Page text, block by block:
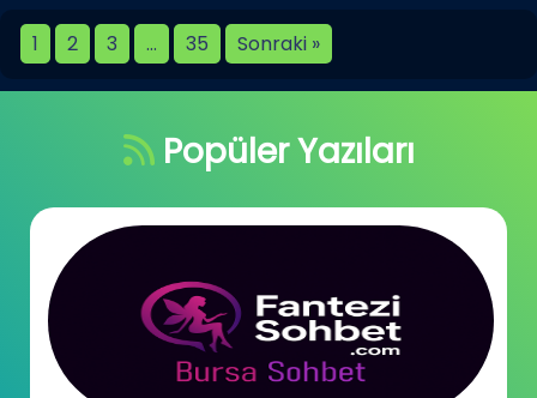
1 2 3 … 35 Sonraki »
Popüler Yazıları